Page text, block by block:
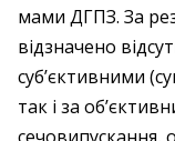
мами ДГПЗ. За
відзначено
суб’єктивними
так і за